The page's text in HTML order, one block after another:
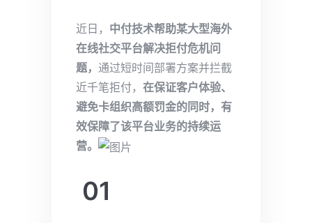
近日， 中付技术帮助某大型海外
在线社交平台解决拒付危机问
题， 通过短时间部署方案并拦截
近千笔拒付， 在保证客户体验、
避免卡组织高额罚金的同时，有
效保障了该平台业务的持续运
营。
01